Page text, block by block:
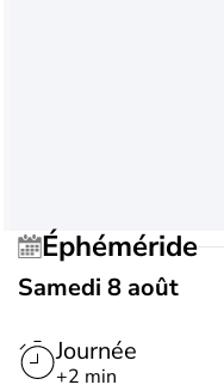
Éphéméride
Samedi 8 août
Journée
+2 min